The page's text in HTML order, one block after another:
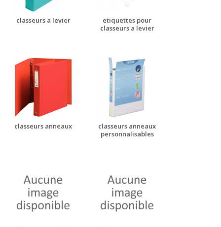
classeurs a levier
etiquettes pour
classeurs a levier
classeurs anneaux
classeurs anneaux
personnalisables